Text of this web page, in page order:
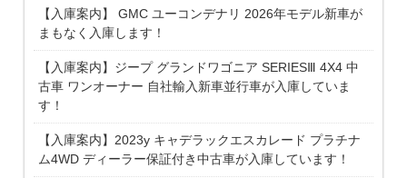
【入庫案内】 GMC ユーコンデナリ 2026年モデル新車が
まもなく入庫します！
【入庫案内】ジープ グランドワゴニア SERIESⅢ 4X4 中
古車 ワンオーナー 自社輸入新車並行車が入庫していま
す！
【入庫案内】2023y キャデラックエスカレード プラチナ
ム4WD ディーラー保証付き中古車が入庫しています！